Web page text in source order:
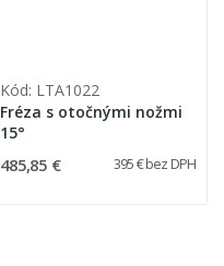
Kód: LTA1022
Fréza s otočnými nožmi
15°
485,85 € 395 € bez DPH